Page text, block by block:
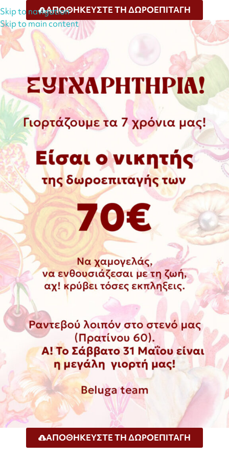
Skip to navigation
Skip to main content
ΑΠΟΘΗΚΕΥΣΤΕ ΤΗ ΔΩΡΟΕΠΙΤΑΓΗ
ΑΠΟΘΗΚΕΥΣΤΕ ΤΗ ΔΩΡΟΕΠΙΤΑΓΗ